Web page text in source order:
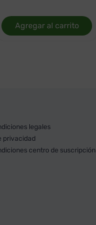
Agregar al carrito
legales
privacidad
centro de suscripción